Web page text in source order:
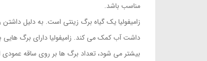
مناسب باشد.
زامیفولیا یک گیاه برگ زینتی است. به دلیل
داشت آب کمک می کند. زامیفولیا دارای برگ هایی براق و جذاب است. قرار
بیشتر می شود، تعداد برگ ها بر روی ساقه عمودی